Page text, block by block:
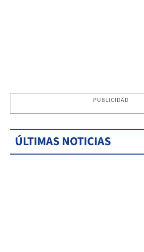
PUBLICIDAD
ÚLTIMAS NOTICIAS